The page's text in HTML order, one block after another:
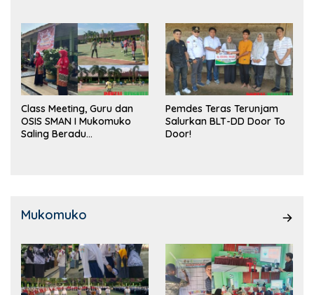
Class Meeting, Guru dan
OSIS SMAN I Mukomuko
Saling Beradu
Pemdes Teras Terunjam
Salurkan BLT-DD Door To
Door!
Mukomuko